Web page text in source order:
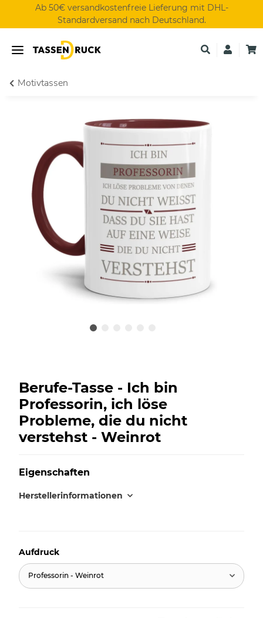
Ab 50€ versandkostenfreie Lieferung mit DHL-
Standardversand nach Deutschland.
Motivtassen
Berufe-Tasse - Ich bin
Professorin, ich löse
Probleme, die du nicht
verstehst - Weinrot
Eigenschaften
Herstellerinformationen
Aufdruck
Professorin - Weinrot